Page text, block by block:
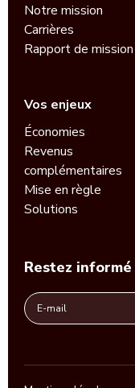
Notre mission
Carrières
Rapport de mission
Vos enjeux
Économies
Revenus
complémentaires
Mise en règle
Solutions
Restez informé